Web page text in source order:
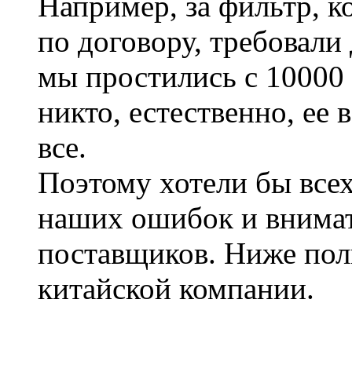
по договору,
мы простились с 10000
никто, естественно, ее
все.
Поэтому хотели бы
наших ошибок и
поставщиков. Ниже
китайской компании.